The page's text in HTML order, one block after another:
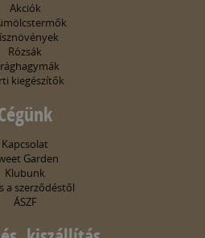
Akciók
Rózsák
kiegészítők
Kapcsolat
Garden
Klubunk
a szerződéstől
ÁSZF